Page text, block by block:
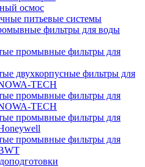
осмос
питьевые системы
фильтры для воды
промывные фильтры для
двухкорпусные фильтры для
TECH
промывные фильтры для
TECH
промывные фильтры для
промывные фильтры для